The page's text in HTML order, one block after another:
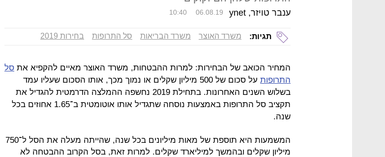
ענבר טויזר, ynet 10:40 06.08.19
תגיות: משרד האוצר משרד הבריאות סל התרופות בחירות 2019
המחיר הכואב של הבחירות: למרות ההבטחות, משרד האוצר מאיים להקפיא את סל
התרופות
על סכום של 500 מיליון שקלים או נמוך מכך, אותו הסכום שעליו עמד
בשלוש השנים האחרונות. בתחילת 2019 נחשפה ההמלצה הדרמטית להגדיל את
תקציב סל התרופות באמצעות נוסחה שתגדיל אותו אוטומטית ב־1.65 אחוזים בכל
שנה.
המשמעות היא תוספת של מאות מיליונים בכל שנה, שהייתה מעלה את הסל ל־750
מיליון שקלים ובהמשך למיליארד שקלים. למרות זאת, בסל הקרוב ההבטחה לא